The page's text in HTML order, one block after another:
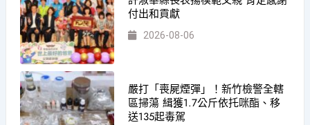
付出和貢獻
2026-08-06
嚴打「喪屍煙彈」！新竹檢警全轄
區掃蕩 緝獲1.7公斤依托咪酯、移
送135起毒駕